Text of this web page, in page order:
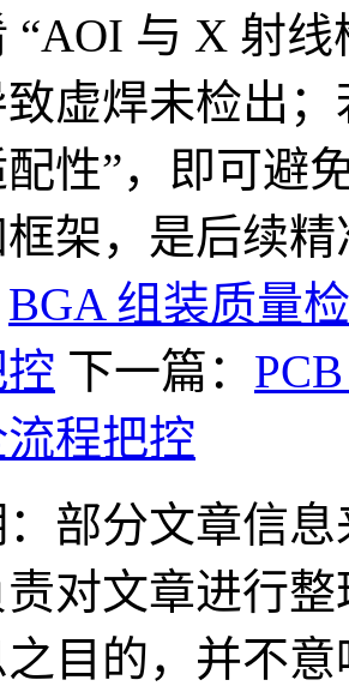
“AOI 与 X 射
虚焊未检出
性”，即可避
架，是后续
BGA 组装质量
下一篇：
程把控
部分文章信
责对文章进行
目的，并不